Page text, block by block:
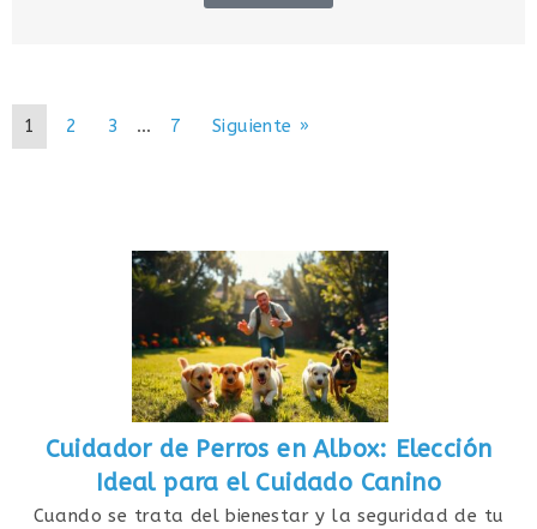
1 2 3 … 7 Siguiente »
Cuidador de Perros en Albox: Elección
Ideal para el Cuidado Canino
Cuando se trata del bienestar y la seguridad de tu